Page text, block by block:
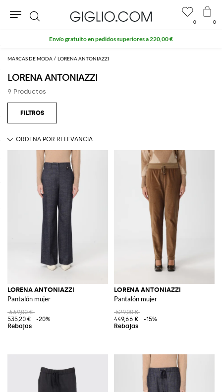
MARCAS DE MODA LORENA ANTONIAZZI
LORENA ANTONIAZZI
9 Productos
LORENA ANTONIAZZI
Pantalón mujer
669,00 €
535,20 €
-20%
LORENA ANTONIAZZI
Pantalón mujer
529,00 €
449,66 €
-15%
0 0
Buscar
Envío gratuito en pedidos superiores a 220,00 €